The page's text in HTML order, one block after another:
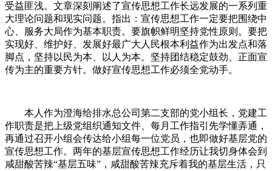
受益匪浅。文章深刻阐述了宣传思想工作长远发展的一系列重
大理论问题和现实问题。指出：宣传思想工作一定要把围绕中
心、服务大局作为基本职责。要旗帜鲜明坚持党性原则。要把
实现好、维护好、发展好最广大人民根本利益作为出发点和落
脚点，坚持以民为本、以人为本。坚持团结稳定鼓劲、正面宣
传为主的重要方针。做好宣传思想工作必须全党动手。
本人作为澄海给排水总公司第二支部的党小组长，党建工
作职责是把上级党组织通知文件、每月工作指引先学懂弄通，
再通过召开小组会传达给小组每一位党员，也即做好基层党的
宣传思想工作。两年的基层宣传思想工作经历让我切身体会到
咸甜酸苦辣“基层五味”，咸甜酸苦辣充斥着我的基层生活，只